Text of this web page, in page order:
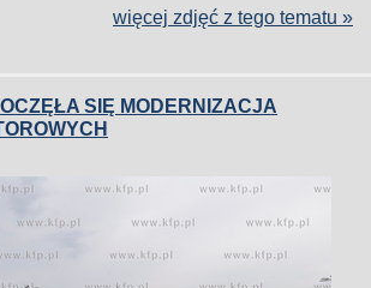
więcej zdjęć z tego tematu »
SIĘ MODERNIZACJA